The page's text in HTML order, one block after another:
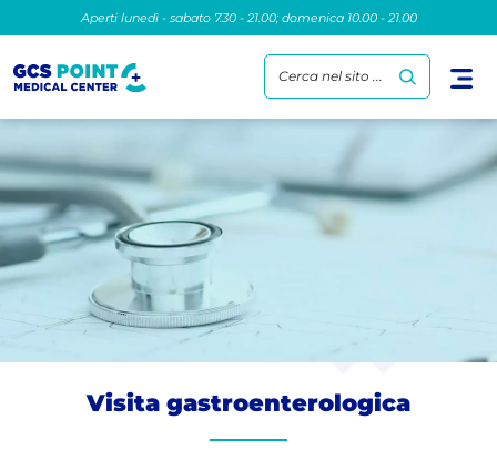
Aperti lunedì - sabato 7.30 - 21.00; domenica 10.00 - 21.00
Cerca nel sito ...
Visita gastroenterologica